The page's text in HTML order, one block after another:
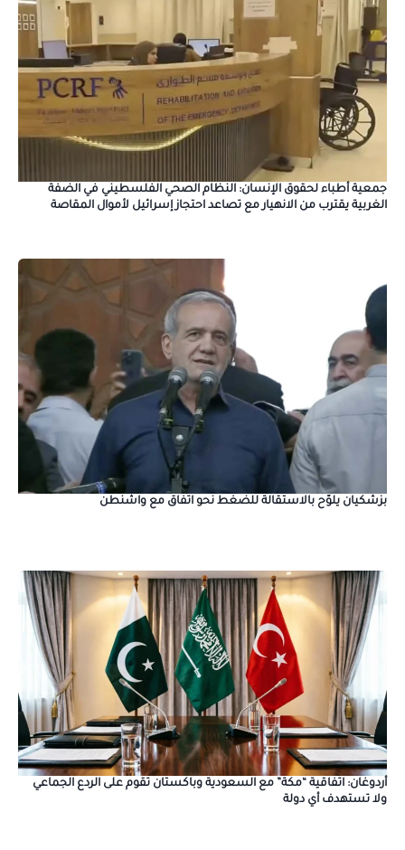
جمعية أطباء لحقوق الإنسان: النظام الصحي الفلسطيني في الضفة
الغربية يقترب من الانهيار مع تصاعد احتجاز إسرائيل لأموال المقاصة
بزشكيان يلوّح بالاستقالة للضغط نحو اتفاق مع واشنطن
أردوغان: اتفاقية “مكة” مع السعودية وباكستان تقوم على الردع الجماعي
ولا تستهدف أي دولة